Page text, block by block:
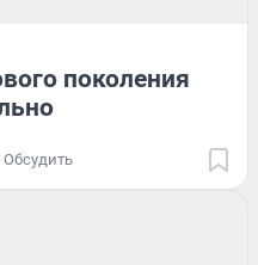
поколения
Обсудить